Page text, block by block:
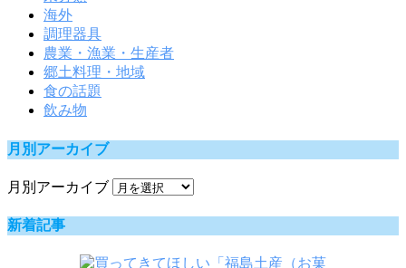
海外
調理器具
農業・漁業・生産者
郷土料理・地域
食の話題
飲み物
月別アーカイブ
月別アーカイブ
新着記事